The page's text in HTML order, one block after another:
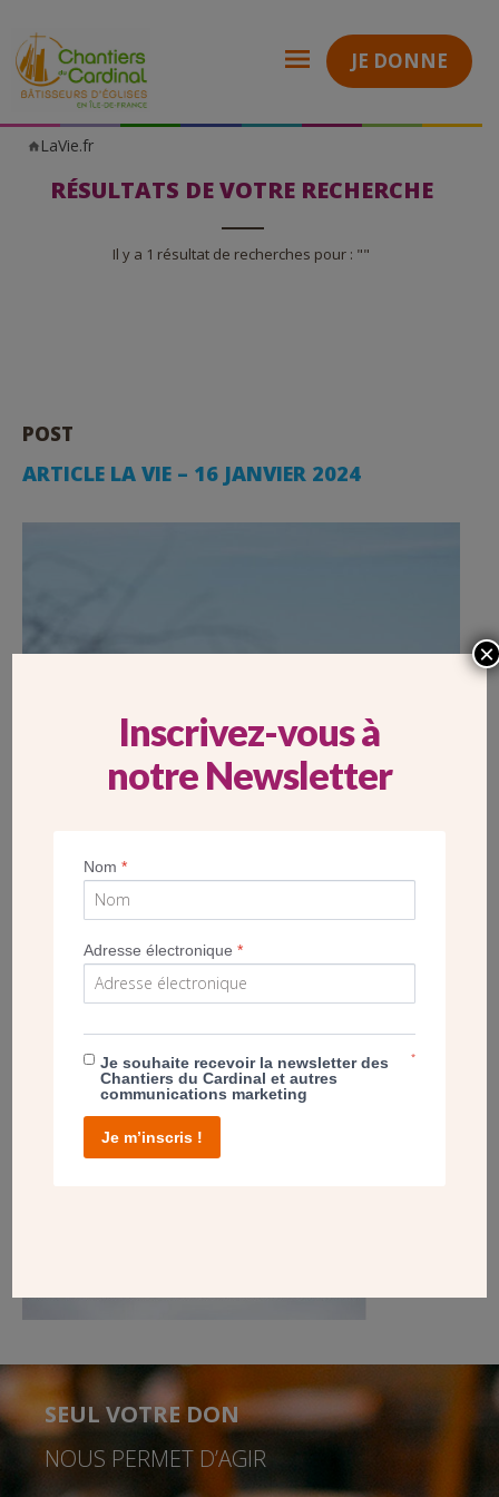
JE DONNE
Chantiers
Cardinal
LaVie.fr
RÉSULTATS DE VOTRE RECHERCHE
Il y a 1 résultat de recherches pour : ""
POST
ARTICLE LA VIE – 16 JANVIER 2024
Cliquez sur la photo pour accéder à l’article paru sur
SEUL VOTRE DON
NOUS PERMET D’AGIR
Inscrivez-vous à
notre Newsletter
Nom*
Adresse électronique*
Je souhaite recevoir la newsletter des
Chantiers du Cardinal et autres
communications marketing
*
Je m’inscris !
×